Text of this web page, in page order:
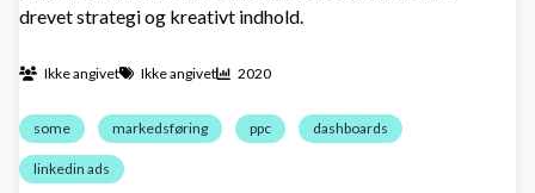
drevet strategi og kreativt indhold.
Ikke angivet Ikke angivet 2020
some markedsføring ppc dashboards
linkedin ads